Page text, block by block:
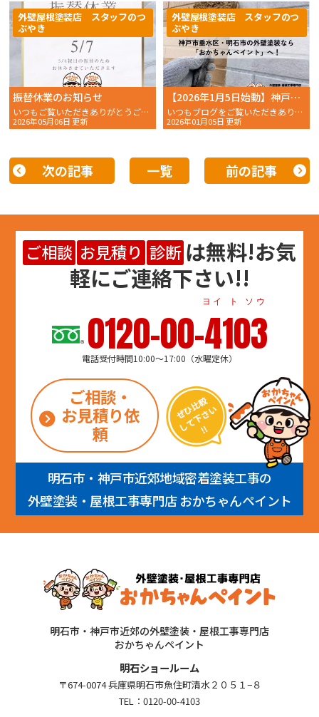
振替休業のお知らせ
いつもご覧いただきありがとうございます。 明日5月7日は、5月6日（水・……
2026年05月06日 更新
外壁屋根塗装店 スタッフのつ
ぶやき
【2026年1月5日始動】神戸市垂水区・明石市の外壁塗装なら「グーグル口コミ高評価のおかちゃんペイント」へ！
いつもブログをご覧いただきありがとうございます！神戸市垂水区・明石市を中心に、地域密着で外壁塗装・……
2026年01月05日 更新
外壁屋根塗装店 スタッフのつ
ぶやき
次の記事 一覧 前の記事
ご相談 お見積り 診断 は無料!お気
軽にご連絡下さい!!
0120-00-4103
ヨイ ト ソウ
電話受付時間10:00～17:00（水曜定休）
ご相談・
お見積り依
頼
明石市・神戸市近郊地域密着塗装工事の
外壁塗装・屋根工事専門店 おかちゃんペイント
明石市・神戸市近郊の外壁塗装・屋根工事専門店
おかちゃんペイント
明石ショールーム
〒674-0074 兵庫県明石市魚住町清水２０５１−８
TEL： 0120-00-4103